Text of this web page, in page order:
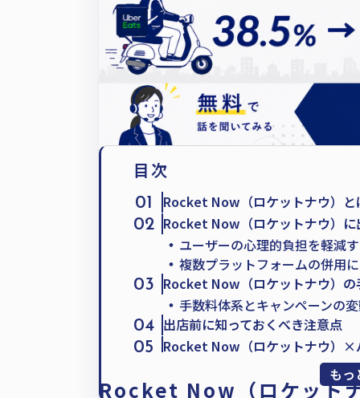
目次
01 Rocket Now（ロケットナウ）と
02 Rocket Now（ロケットナウ）に
・ ユーザーの心理的負担を軽減
・ 複数プラットフォームの併用
03 Rocket Now（ロケットナウ）
・ 手数料体系とキャンペーンの
04 出店前に知っておくべき注意点
05 Rocket Now（ロケットナウ）×
X Kitchenの導入による厨房稼
06 まとめ：Rocket Now（ロケット
もっ
Rocket Now（ロケット